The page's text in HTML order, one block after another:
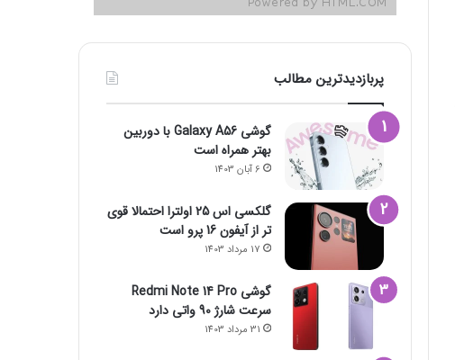
پربازدیدترین مطالب
گوشی Galaxy A56 با دوربین
بهتر همراه است
6 آبان 1403
گلکسی اس 25 اولترا احتمالا قوی
تر از آیفون 16 پرو است
17 مرداد 1403
گوشی Redmi Note 14 Pro
سرعت شارژ 90 واتی دارد
31 مرداد 1403